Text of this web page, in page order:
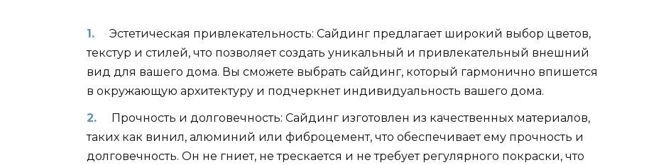
Эстетическая привлекательность: Сайдинг предлагает широкий выбор цветов,
текстур и стилей, что позволяет создать уникальный и привлекательный внешний
вид для вашего дома. Вы сможете выбрать сайдинг, который гармонично впишется
в окружающую архитектуру и подчеркнет индивидуальность вашего дома.
Прочность и долговечность: Сайдинг изготовлен из качественных материалов,
таких как винил, алюминий или фиброцемент, что обеспечивает ему прочность и
долговечность. Он не гниет, не трескается и не требует регулярного покраски, что